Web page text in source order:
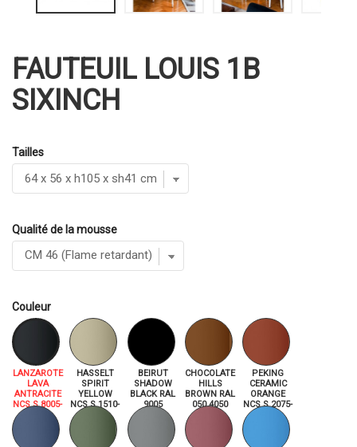
FAUTEUIL LOUIS 1B
SIXINCH
Tailles
Qualité de la mousse
Couleur
LANZAROTE
LAVA
ANTRACITE
NCS S 8005-
HASSELT
SPIRIT
YELLOW
NCS S 1510-
BEIRUT
SHADOW
BLACK RAL
9005
CHOCOLATE
HILLS
BROWN RAL
050 4050
PEKING
CERAMIC
ORANGE
NCS S 2075-